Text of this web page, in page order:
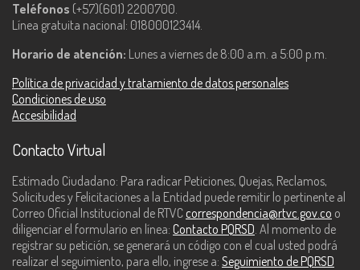
Teléfonos (+57)(601) 2200700.
Línea gratuita nacional: 018000123414.
Horario de atención: Lunes a viernes de 8:00 a.m. a 5:00 p.m.
Política de privacidad y tratamiento de datos personales
Condiciones de uso
Accesibilidad
Contacto Virtual
Estimado Ciudadano: Para radicar Peticiones, Quejas, Reclamos,
Solicitudes y Felicitaciones a la Entidad puede remitir lo pertinente al
Correo Oficial Institucional de RTVC correspondencia@rtvc.gov.co o
diligenciar el formulario en línea: Contacto PQRSD. Al momento de
registrar su petición, se generará un código con el cual usted podrá
realizar el seguimiento, para ello, ingrese a: Seguimiento de PQRSD